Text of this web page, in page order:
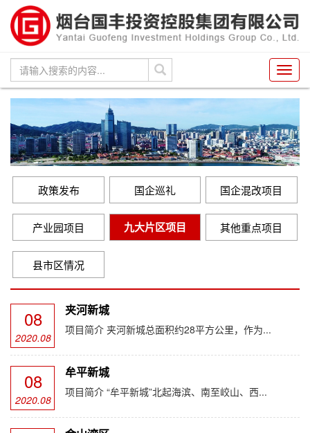
政策发布 国企巡礼 国企混改项目
产业园项目 九大片区项目 其他重点项目
县市区情况
08
2020.08
夹河新城
项目简介 夹河新城总面积约28平方公里，作为...
08
2020.08
牟平新城
项目简介 “牟平新城”北起海滨、南至峧山、西...